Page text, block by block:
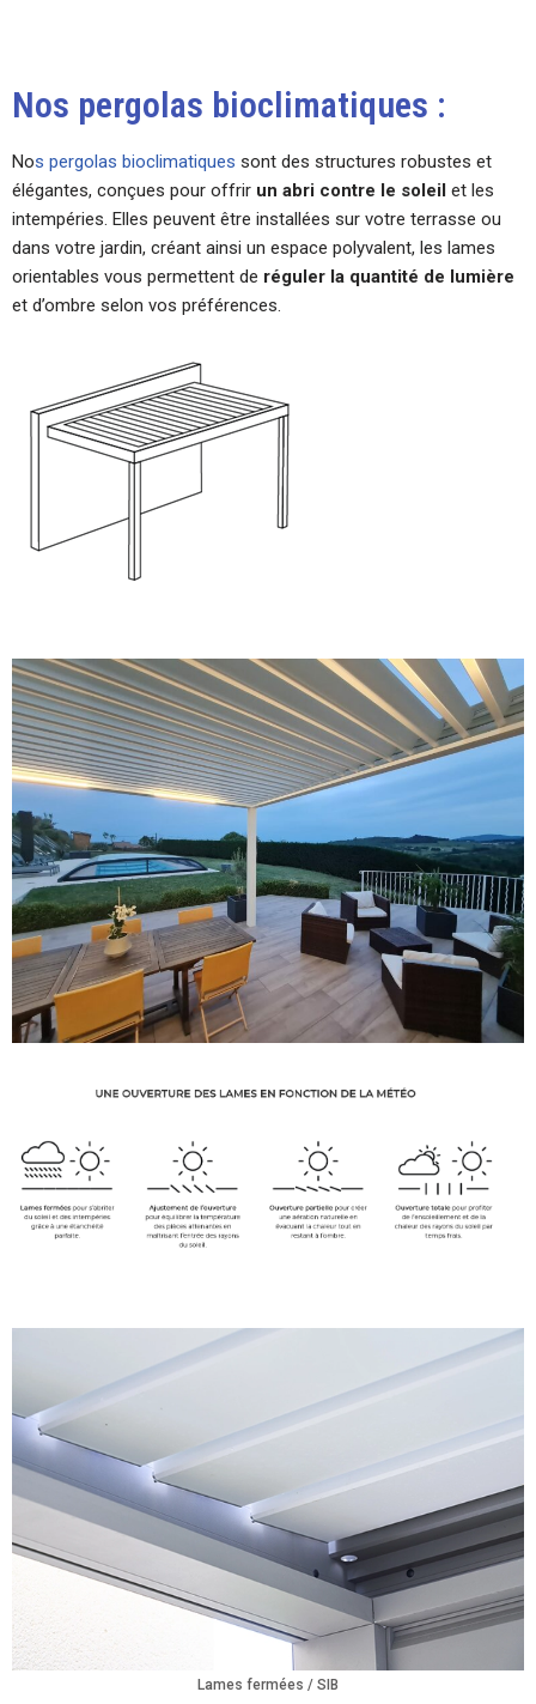
Nos pergolas bioclimatiques :
Nos pergolas bioclimatiques sont des structures robustes et
élégantes, conçues pour offrir un abri contre le soleil et les
intempéries. Elles peuvent être installées sur votre terrasse ou
dans votre jardin, créant ainsi un espace polyvalent, les lames
orientables vous permettent de réguler la quantité de lumière
et d’ombre selon vos préférences.
Lames fermées / SIB